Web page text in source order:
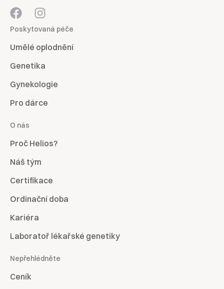
Poskytovaná péče
Umělé oplodnění
Genetika
Gynekologie
Pro dárce
O nás
Proč Helios?
Náš tým
Certifikace
Ordinační doba
Kariéra
Laboratoř lékařské genetiky
Nepřehlédněte
Ceník